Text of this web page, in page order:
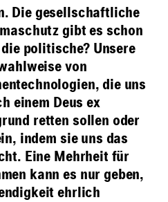
Die gesellschaftliche
gibt es schon
politische? Unsere
von
die uns
einem Deus ex
retten sollen oder
indem sie uns das
Eine Mehrheit für
kann es nur geben,
ehrlich